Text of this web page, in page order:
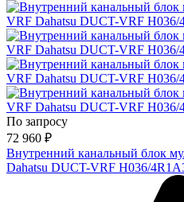
По запросу
72 960 ₽
Внутренний канальный блок
Dahatsu DUCT-VRF H036/